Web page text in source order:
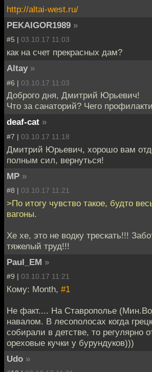
http://altai-west.ru/
PEKAIGOR1989 »
#5 | 03.10.17 11:03
как на счет прекрасных дам?
Altay »
#6 | 03.10.17 11:03
Доброго дня, Дмитрий Юрьевич!
Что за санаторий? Чего
deaf-cat »
#7 | 03.10.17 11:18
Дмитрий Юрьевич, хорошо вам
полным сил, вернуться!
MP »
#8 | 03.10.17 11:21
>По итогу чувство такое, будто
вагоны.
Хе хе, это не водку трескать!!!
тяжелый труд!!!
Paul_EM »
#9 | 03.10.17 11:21
Кому: Month, #1
Не факт.... На Ставрополье
навалом. В лесополосах когда
собирали в детстве, то регулярно
ореховые кучки у бурундуков)))
Udo »